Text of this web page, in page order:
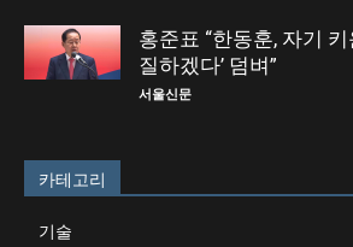
홍준표 “한동훈, 자기
질하겠다’ 덤벼”
서울신문
카테고리
기술